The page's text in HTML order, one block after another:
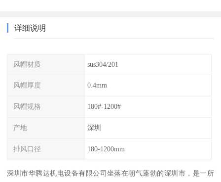
详细说明
风帽材质 sus304/201
风帽厚度 0.4mm
风帽规格 180#-1200#
产地 深圳
排风口径 180-1200mm
深圳市华腾达机电设备有限公司坐落在朝气蓬勃的深圳市，是一所